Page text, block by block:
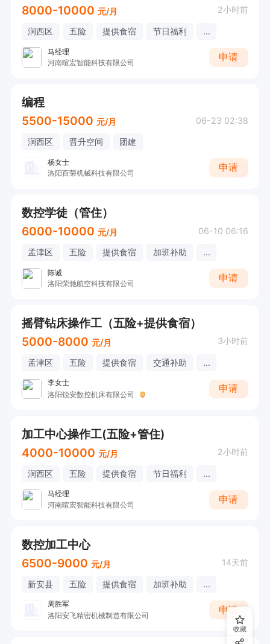
8000-10000 元/月 2小时前
涧西区 五险 提供食宿 节日福利 ...
马经理
河南暄宏智能科技有限公司
申请
编程
5500-15000 元/月 06-23 02:38
涧西区 晋升空间 团建
杨女士
洛阳百荣机械科技有限公司
申请
数控学徒（管住）
6000-10000 元/月 06-10 06:16
孟津区 五险 提供食宿 加班补助 ...
陈诚
洛阳荣驰航空科技有限公司
申请
摇臂钻床操作工（五险+提供食宿）
5000-8000 元/月 3小时前
孟津区 五险 提供食宿 交通补助 ...
李女士
洛阳锐安数控机床有限公司
申请
加工中心操作工(五险+管住)
4000-10000 元/月 2小时前
涧西区 五险 提供食宿 节日福利 ...
马经理
河南暄宏智能科技有限公司
申请
数控加工中心
6500-9000 元/月 14天前
新安县 五险 提供食宿 加班补助 ...
周胜军
洛阳安飞精密机械制造有限公司
申请
收藏